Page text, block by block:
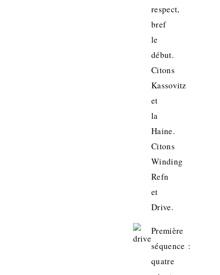
respect,
bref
le
début.
Citons
Kassovitz
et
la
Haine.
Citons
Winding
Refn
et
Drive.
Première
séquence :
quatre